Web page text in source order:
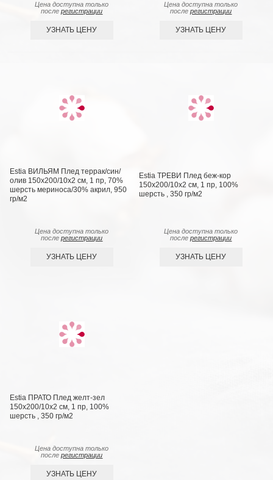
Цена доступна только
послерегистрации
УЗНАТЬ ЦЕНУ
Цена доступна только
послерегистрации
УЗНАТЬ ЦЕНУ
Estia ВИЛЬЯМ Плед террак/син/
олив 150х200/10х2 см, 1 пр, 70%
шерсть мериноса/30% акрил, 950
гр/м2
Цена доступна только
послерегистрации
УЗНАТЬ ЦЕНУ
Estia ТРЕВИ Плед беж-кор
150х200/10х2 см, 1 пр, 100%
шерсть , 350 гр/м2
Цена доступна только
послерегистрации
УЗНАТЬ ЦЕНУ
Estia ПРАТО Плед желт-зел
150х200/10х2 см, 1 пр, 100%
шерсть , 350 гр/м2
Цена доступна только
послерегистрации
УЗНАТЬ ЦЕНУ